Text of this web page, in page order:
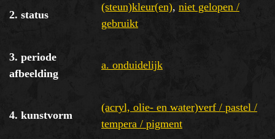
2. status
(steun)kleur(en), niet gelopen /
gebruikt
3. periode
afbeelding
a. onduidelijk
4. kunstvorm
(acryl, olie- en water)verf / pastel /
tempera / pigment